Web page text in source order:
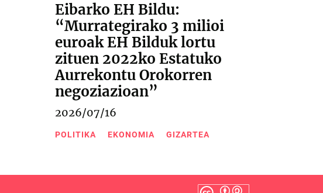
Eibarko EH Bildu:
“Murrategirako 3 milioi
euroak EH Bilduk lortu
zituen 2022ko Estatuko
Aurrekontu Orokorren
negoziazioan”
2026/07/16
POLITIKA EKONOMIA GIZARTEA